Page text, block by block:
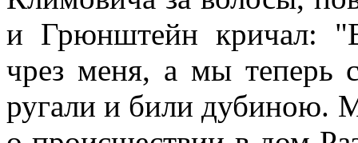
и Грюнштейн кричал:
чрез меня, а мы теперь
ругали и били дубиною.